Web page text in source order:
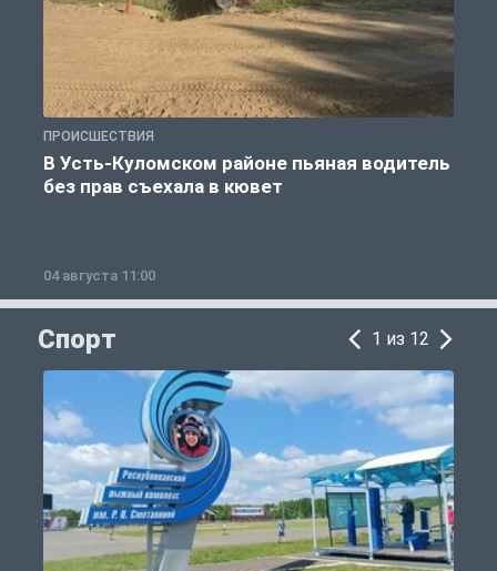
ПРОИСШЕСТВИЯ
В Усть-Куломском районе пьяная водитель
без прав съехала в кювет
04 августа 11:00
Спорт 1 из 12